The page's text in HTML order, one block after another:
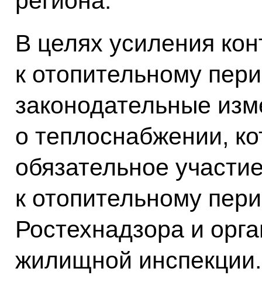
В целях усиления
к отопительному
законодательные
о теплоснабжении,
обязательное
к отопительному
Ростехнадзора и
жилищной инспекции.